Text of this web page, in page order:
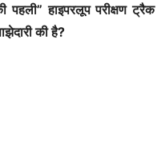
हाइपरलूप परीक्षण ट्रैक
की है?